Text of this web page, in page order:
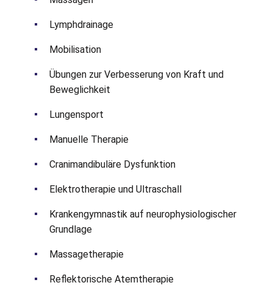
Lymphdrainage
Mobilisation
Übungen zur Verbesserung von Kraft und
Beweglichkeit
Lungensport
Manuelle Therapie
Cranimandibuläre Dysfunktion
Elektrotherapie und Ultraschall
Krankengymnastik auf neurophysiologischer
Grundlage
Massagetherapie
Reflektorische Atemtherapie